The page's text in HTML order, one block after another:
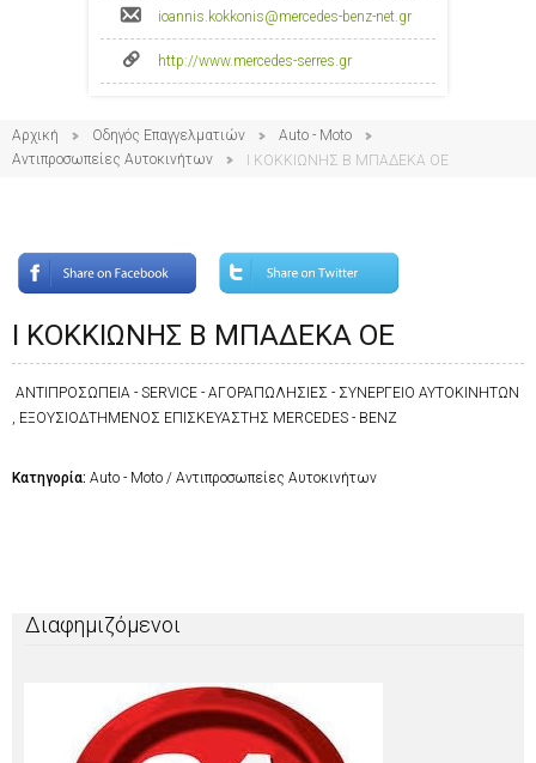
ioannis.kokkonis@mercedes-benz-net.gr
http://www.mercedes-serres.gr
Αρχική Οδηγός Επαγγελματιών
Auto - Moto
Αντιπροσωπείες Αυτοκινήτων
Ι ΚΟΚΚΙΩΝΗΣ Β ΜΠΑΔΕΚΑ ΟΕ
Ι ΚΟΚΚΙΩΝΗΣ Β ΜΠΑΔΕΚΑ ΟΕ
ΑΝΤΙΠΡΟΣΩΠΕΙΑ - SERVICE - ΑΓΟΡΑΠΩΛΗΣΙΕΣ - ΣΥΝΕΡΓΕΙΟ ΑΥΤΟΚΙΝΗΤΩΝ
, ΕΞΟΥΣΙΟΔΤΗΜΕΝΟΣ ΕΠΙΣΚΕΥΑΣΤΗΣ MERCEDES - BENZ
Κατηγορία: Auto - Moto / Αντιπροσωπείες Αυτοκινήτων
Διαφημιζόμενοι